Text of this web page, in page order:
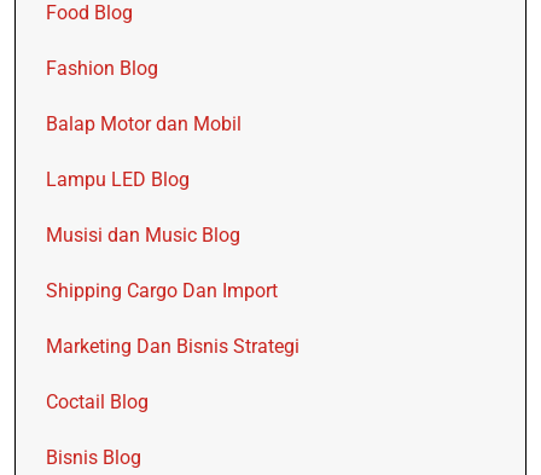
Food Blog
Fashion Blog
Balap Motor dan Mobil
Lampu LED Blog
Musisi dan Music Blog
Shipping Cargo Dan Import
Marketing Dan Bisnis Strategi
Coctail Blog
Bisnis Blog